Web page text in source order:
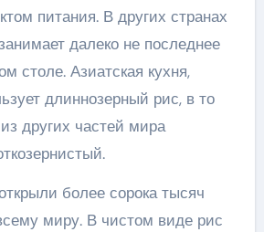
питания. В других странах
далеко не последнее
столе. Азиатская кухня,
длиннозерный рис, в то
других частей мира
более сорока тысяч
миру. В чистом виде рис